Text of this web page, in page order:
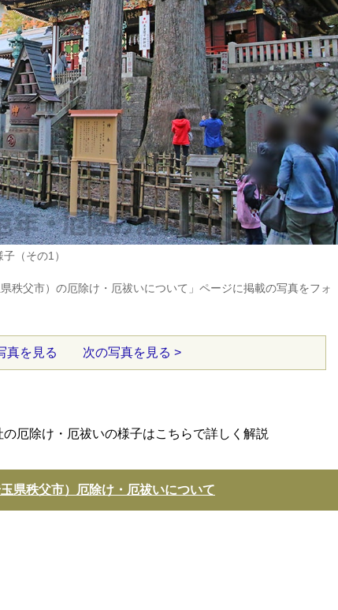
（その1）
秩父市）の厄除け・厄祓いについて」ページに掲載の写真をフォ
真を見る 次の写真を見る >
厄除け・厄祓いの様子はこちらで詳しく解説
県秩父市）厄除け・厄祓いについて